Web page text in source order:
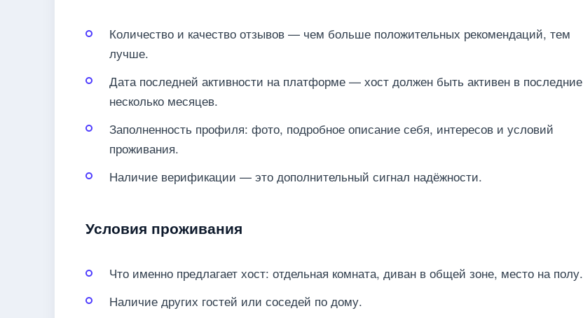
Количество и качество отзывов — чем больше положительных рекомендаций, тем
лучше.
Дата последней активности на платформе — хост должен быть активен в последние
несколько месяцев.
Заполненность профиля: фото, подробное описание себя, интересов и условий
проживания.
Наличие верификации — это дополнительный сигнал надёжности.
Условия проживания
Что именно предлагает хост: отдельная комната, диван в общей зоне, место на полу.
Наличие других гостей или соседей по дому.